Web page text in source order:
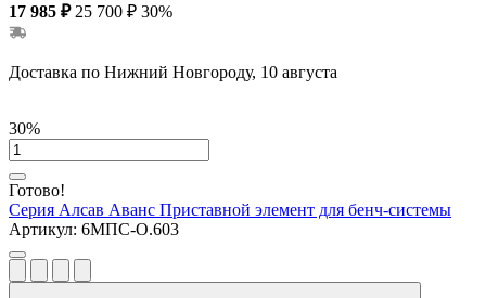
17 985 ₽ 25 700 ₽ 30%
Доставка по Нижний Новгороду, 10 августа
30%
Готово!
Серия Алсав Аванс Приставной элемент для бенч-системы
Артикул: 6МПС-О.603